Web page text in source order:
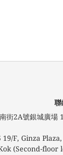
聯
街2A號銀城廣場​
19/F, Ginza
(Second-floor